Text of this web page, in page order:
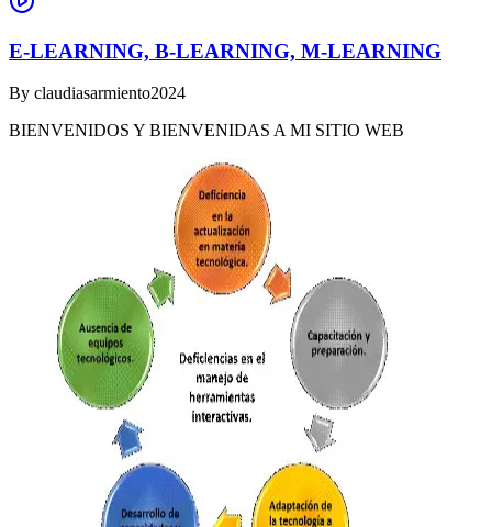
E-LEARNING, B-LEARNING, M-LEARNING
By claudiasarmiento2024
BIENVENIDOS Y BIENVENIDAS A MI SITIO WEB